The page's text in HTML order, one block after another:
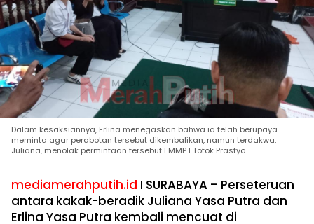
Dalam kesaksiannya, Erlina menegaskan bahwa ia telah berupaya
meminta agar perabotan tersebut dikembalikan, namun terdakwa,
Juliana, menolak permintaan tersebut I MMP I Totok Prastyo
mediamerahputih.id I SURABAYA – Perseteruan
antara kakak-beradik Juliana Yasa Putra dan
Erlina Yasa Putra kembali mencuat di